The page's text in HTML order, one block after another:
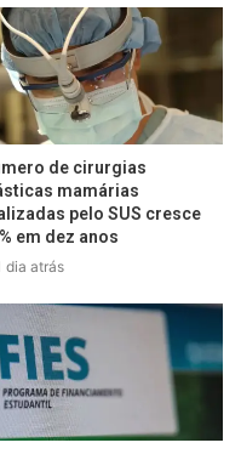
de cirurgias
mamárias
pelo SUS cresce
em dez anos
dia atrás